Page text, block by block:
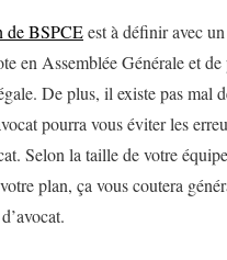
de BSPCEest à définir avec
en Assemblée Générale et
De plus, il existe pas mal
pourra vous éviter les
Selon la taille de votre
plan, ça vous coutera